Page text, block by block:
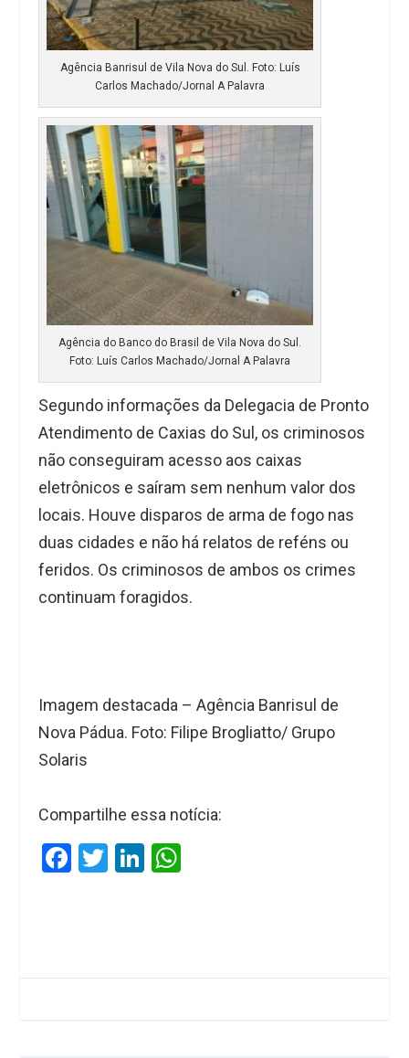
Agência Banrisul de Vila Nova do Sul. Foto: Luís
Carlos Machado/Jornal A Palavra
Agência do Banco do Brasil de Vila Nova do Sul.
Foto: Luís Carlos Machado/Jornal A Palavra
Segundo informações da Delegacia de Pronto
Atendimento de Caxias do Sul, os criminosos
não conseguiram acesso aos caixas
eletrônicos e saíram sem nenhum valor dos
locais. Houve disparos de arma de fogo nas
duas cidades e não há relatos de reféns ou
feridos. Os criminosos de ambos os crimes
continuam foragidos.
Imagem destacada – Agência Banrisul de
Nova Pádua. Foto: Filipe Brogliatto/ Grupo
Solaris
Compartilhe essa notícia:
F
o
T
Li
n
A